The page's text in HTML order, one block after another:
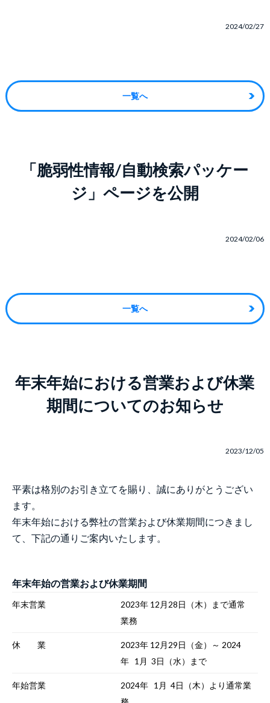
2024/02/27
一覧へ
「脆弱性情報/自動検索パッケー
ジ」ページを公開
2024/02/06
一覧へ
年末年始における営業および休業
期間についてのお知らせ
2023/12/05
平素は格別のお引き立てを賜り、誠にありがとうござい
ます。
年末年始における弊社の営業および休業期間につきまし
て、下記の通りご案内いたします。
年末年始の営業および休業期間
年末営業
2023年 12月28日（木）まで通常
業務
休 業
2023年 12月29日（金）～ 2024
年 1月 3日（水）まで
年始営業
2024年 1月 4日（木）より通常業